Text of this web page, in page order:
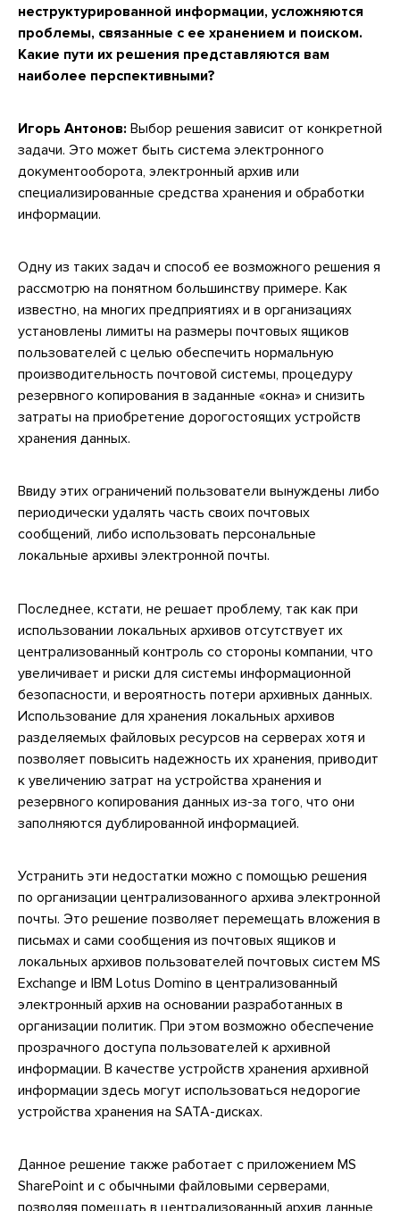
неструктурированной информации, усложняются
проблемы, связанные с ее хранением и поиском.
Какие пути их решения представляются вам
наиболее перспективными?
Игорь Антонов: Выбор решения зависит от конкретной
задачи. Это может быть система электронного
документооборота, электронный архив или
специализированные средства хранения и обработки
информации.
Одну из таких задач и способ ее возможного решения я
рассмотрю на понятном большинству примере. Как
известно, на многих предприятиях и в организациях
установлены лимиты на размеры почтовых ящиков
пользователей с целью обеспечить нормальную
производительность почтовой системы, процедуру
резервного копирования в заданные «окна» и снизить
затраты на приобретение дорогостоящих устройств
хранения данных.
Ввиду этих ограничений пользователи вынуждены либо
периодически удалять часть своих почтовых
сообщений, либо использовать персональные
локальные архивы электронной почты.
Последнее, кстати, не решает проблему, так как при
использовании локальных архивов отсутствует их
централизованный контроль со стороны компании, что
увеличивает и риски для системы информационной
безопасности, и вероятность потери архивных данных.
Использование для хранения локальных архивов
разделяемых файловых ресурсов на серверах хотя и
позволяет повысить надежность их хранения, приводит
к увеличению затрат на устройства хранения и
резервного копирования данных из-за того, что они
заполняются дублированной информацией.
Устранить эти недостатки можно с помощью решения
по организации централизованного архива электронной
почты. Это решение позволяет перемещать вложения в
письмах и сами сообщения из почтовых ящиков и
локальных архивов пользователей почтовых систем MS
Exchange и IBM Lotus Domino в централизованный
электронный архив на основании разработанных в
организации политик. При этом возможно обеспечение
прозрачного доступа пользователей к архивной
информации. В качестве устройств хранения архивной
информации здесь могут использоваться недорогие
устройства хранения на SATA-дисках.
Данное решение также работает с приложением MS
SharePoint и с обычными файловыми серверами,
позволяя помещать в централизованный архив данные